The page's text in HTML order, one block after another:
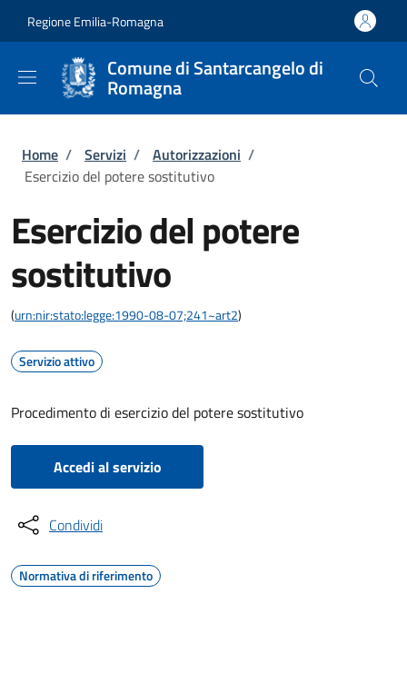
Regione Emilia-Romagna
Comune di Santarcangelo di
Romagna
Briciole di pane
Home / Servizi / Autorizzazioni /
Esercizio del potere sostitutivo
Esercizio del potere
sostitutivo
(urn:nir:stato:legge:1990-08-07;241~art2)
Servizio attivo
Procedimento di esercizio del potere sostitutivo
Accedi al servizio
Condividi
Normativa di riferimento